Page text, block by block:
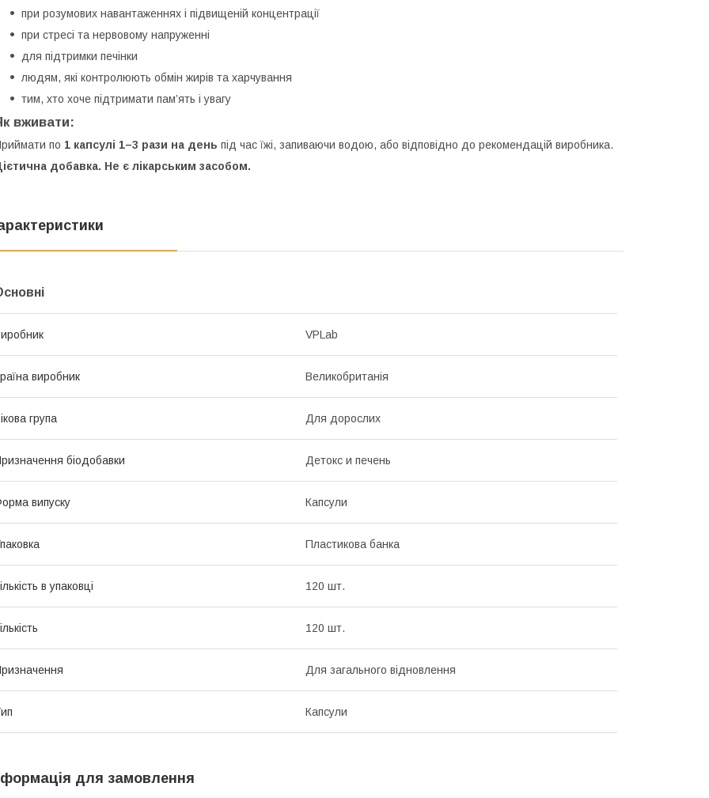
при розумових навантаженнях і підвищеній концентрації
при стресі та нервовому напруженні
для підтримки печінки
людям, які контролюють обмін жирів та харчування
тим, хто хоче підтримати пам’ять і увагу
вживати:
по 1 капсулі 1–3 рази на день під час їжі, запиваючи водою, або відповідно до рекомендацій виробника.
добавка. Не є лікарським засобом.
VPLab
виробник Великобританія
група Для дорослих
біодобавки Детокс и печень
випуску Капсули
Пластикова банка
в упаковці 120 шт.
120 шт.
Для загального відновлення
Капсули
для замовлення